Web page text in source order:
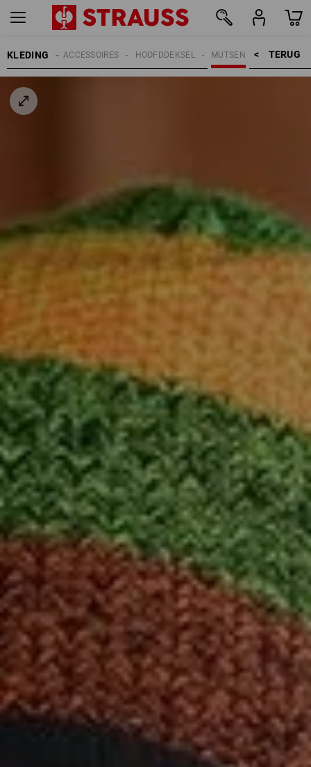
KLEDING TERUG    >
MUTSEN
HOOFDDEKSEL
ACCESSOIRES
HEREN